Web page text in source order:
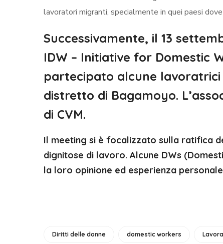
lavoratori migranti, specialmente in quei paesi
Successivamente, il 13
IDW – Initiative for Domestic
partecipato alcune
distretto di Bagamoyo.
di CVM.
Il meeting si è focalizzato sulla ratifica
dignitose di lavoro. Alcune DWs
la loro opinione ed esperienza
Diritti delle donne domestic workers